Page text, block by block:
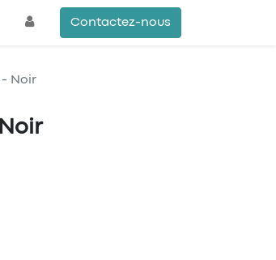
Contactez-nous
- Noir